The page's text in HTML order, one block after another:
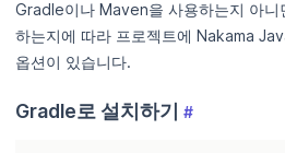
Gradle이나 Maven을 사용하는지 아니
하는지에 따라 프로젝트에 Nakama
옵션이 있습니다.
Gradle로 설치하기 #